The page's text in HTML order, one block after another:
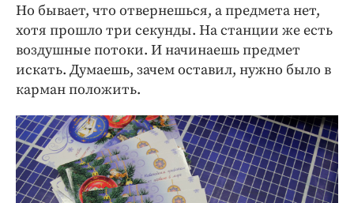
Но бывает, что отвернешься, а предмета нет,
хотя прошло три секунды. На станции же есть
воздушные потоки. И начинаешь предмет
искать. Думаешь, зачем оставил, нужно было в
карман положить.